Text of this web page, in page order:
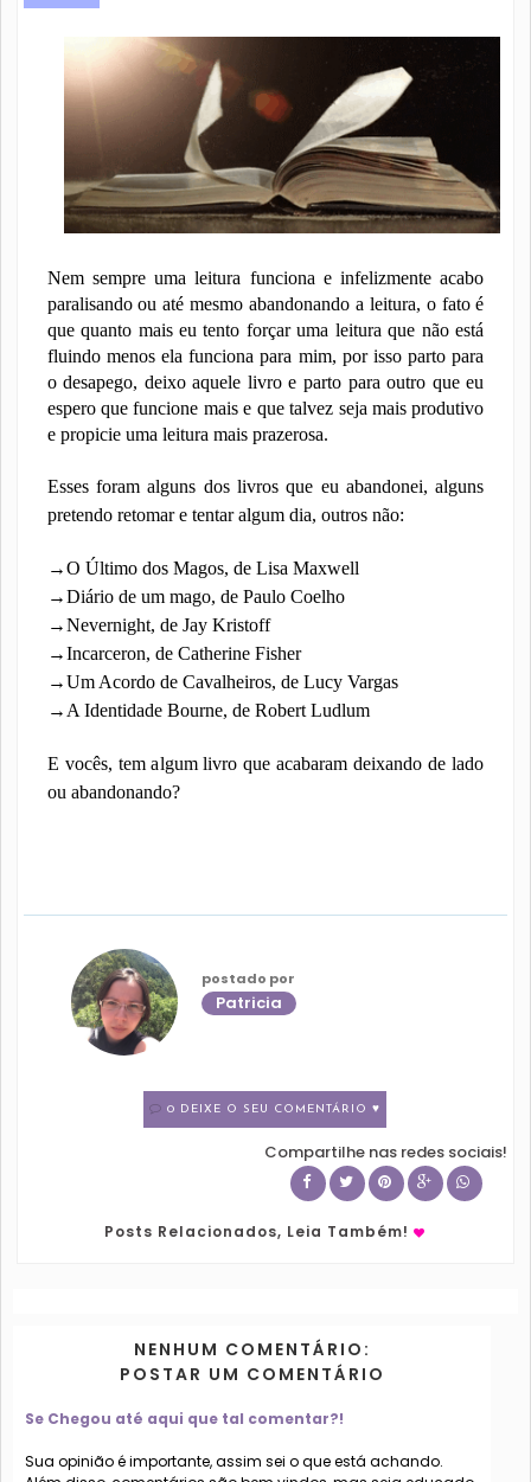
Nem sempre uma leitura funciona e infelizmente acabo
paralisando ou até mesmo abandonando a leitura, o fato é
que quanto mais eu tento forçar uma leitura que não está
fluindo menos ela funciona para mim, por isso parto para
o desapego, deixo aquele livro e parto para outro que eu
espero que funcione mais e que talvez seja mais produtivo
e propicie uma leitura mais prazerosa.
Esses foram alguns dos livros que eu abandonei, alguns
pretendo retomar e tentar algum dia, outros não:
→O Último dos Magos, de Lisa Maxwell
→Diário de um mago, de Paulo Coelho
→Nevernight, de Jay Kristoff
→Incarceron, de Catherine Fisher
→Um Acordo de Cavalheiros, de Lucy Vargas
→A Identidade Bourne, de Robert Ludlum
E vocês, tem algum livro que acabaram deixando de lado
ou abandonando?
postado por
Patricia
0 DEIXE O SEU COMENTÁRIO ♥
Compartilhe nas redes sociais!
Posts Relacionados, Leia Também!
NENHUM COMENTÁRIO:
POSTAR UM COMENTÁRIO
Se Chegou até aqui que tal comentar?!
Sua opinião é importante, assim sei o que está achando.